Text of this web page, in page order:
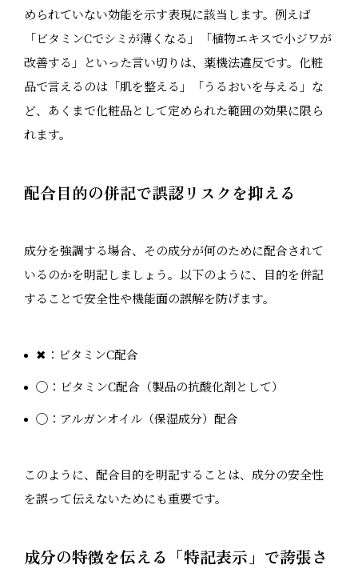
められていない効能を示す表現に該当します。例えば
「ビタミンCでシミが薄くなる」「植物エキスで小ジワが
改善する」といった言い切りは、薬機法違反です。化粧
品で言えるのは「肌を整える」「うるおいを与える」な
ど、あくまで化粧品として定められた範囲の効果に限ら
れます。
配合目的の併記で誤認リスクを抑える
成分を強調する場合、その成分が何のために配合されて
いるのかを明記しましょう。以下のように、目的を併記
することで安全性や機能面の誤解を防げます。
✖：ビタミンC配合
◯：ビタミンC配合（製品の抗酸化剤として）
◯：アルガンオイル（保湿成分）配合
このように、配合目的を明記することは、成分の安全性
を誤って伝えないためにも重要です。
成分の特徴を伝える「特記表示」で誇張さ